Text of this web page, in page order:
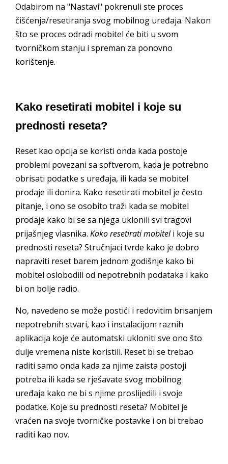
Odabirom na "Nastavi" pokrenuli ste proces
čišćenja/resetiranja svog mobilnog uređaja. Nakon
što se proces odradi mobitel će biti u svom
tvorničkom stanju i spreman za ponovno
korištenje.
Kako resetirati mobitel i koje su
prednosti reseta?
Reset kao opcija se koristi onda kada postoje
problemi povezani sa softverom, kada je potrebno
obrisati podatke s uređaja, ili kada se mobitel
prodaje ili donira. Kako resetirati mobitel je često
pitanje, i ono se osobito traži kada se mobitel
prodaje kako bi se sa njega uklonili svi tragovi
prijašnjeg vlasnika. Kako resetirati mobiteli koje su
prednosti reseta? Stručnjaci tvrde kako je dobro
napraviti reset barem jednom godišnje kako bi
mobitel oslobodili od nepotrebnih podataka i kako
bi on bolje radio.
No, navedeno se može postići i redovitim brisanjem
nepotrebnih stvari, kao i instalacijom raznih
aplikacija koje će automatski ukloniti sve ono što
dulje vremena niste koristili. Reset bi se trebao
raditi samo onda kada za njime zaista postoji
potreba ili kada se rješavate svog mobilnog
uređaja kako ne bi s njime proslijedili i svoje
podatke. Koje su prednosti reseta? Mobitel je
vraćen na svoje tvorničke postavke i on bi trebao
raditi kao nov.